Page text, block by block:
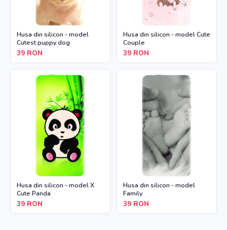
Husa din silicon - model
Cutest puppy dog
39 RON
Husa din silicon - model Cute
Couple
39 RON
Husa din silicon - model X
Cute Panda
39 RON
Husa din silicon - model
Family
39 RON